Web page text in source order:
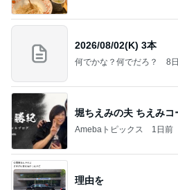
2026/08/02(K) 3本
何でかな？何でだろ？ 8
堀ちえみの夫 ちえみコ
Amebaトピックス 1日前
理由を